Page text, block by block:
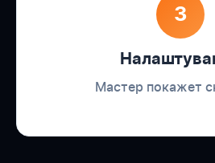
3
Мастер покажет